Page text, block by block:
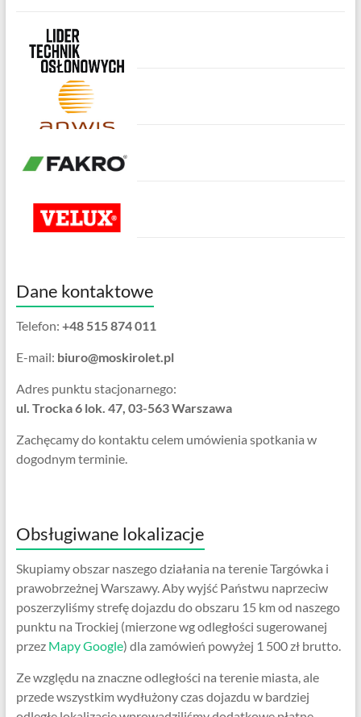
Dane kontaktowe
Telefon: +48 515 874 011
E-mail: biuro@moskirolet.pl
Adres punktu stacjonarnego:
ul. Trocka 6 lok. 47, 03-563 Warszawa
Zachęcamy do kontaktu celem umówienia spotkania w
dogodnym terminie.
Obsługiwane lokalizacje
Skupiamy obszar naszego działania na terenie Targówka i
prawobrzeżnej Warszawy. Aby wyjść Państwu naprzeciw
poszerzyliśmy strefę dojazdu do obszaru 15 km od naszego
punktu na Trockiej (mierzone wg odległości sugerowanej
przez Mapy Google) dla zamówień powyżej 1 500 zł brutto.
Ze względu na znaczne odległości na terenie miasta, ale
przede wszystkim wydłużony czas dojazdu w bardziej